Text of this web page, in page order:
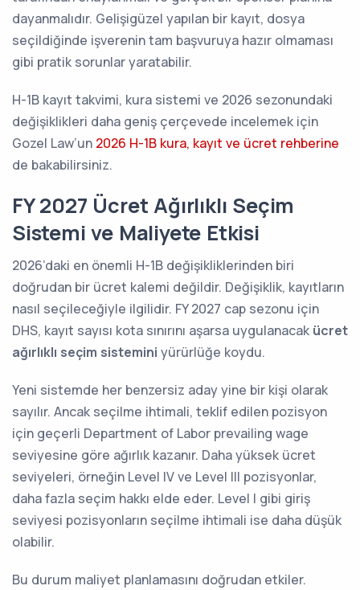
dayanmalıdır. Gelişigüzel yapılan bir kayıt, dosya
seçildiğinde işverenin tam başvuruya hazır olmaması
gibi pratik sorunlar yaratabilir.
H-1B kayıt takvimi, kura sistemi ve 2026 sezonundaki
değişiklikleri daha geniş çerçevede incelemek için
Gozel Law’un 2026 H-1B kura, kayıt ve ücret rehberine
de bakabilirsiniz.
FY 2027 Ücret Ağırlıklı Seçim
Sistemi ve Maliyete Etkisi
2026’daki en önemli H-1B değişikliklerinden biri
doğrudan bir ücret kalemi değildir. Değişiklik, kayıtların
nasıl seçileceğiyle ilgilidir. FY 2027 cap sezonu için
DHS, kayıt sayısı kota sınırını aşarsa uygulanacak ücret
ağırlıklı seçim sistemini yürürlüğe koydu.
Yeni sistemde her benzersiz aday yine bir kişi olarak
sayılır. Ancak seçilme ihtimali, teklif edilen pozisyon
için geçerli Department of Labor prevailing wage
seviyesine göre ağırlık kazanır. Daha yüksek ücret
seviyeleri, örneğin Level IV ve Level III pozisyonlar,
daha fazla seçim hakkı elde eder. Level I gibi giriş
seviyesi pozisyonların seçilme ihtimali ise daha düşük
olabilir.
Bu durum maliyet planlamasını doğrudan etkiler.